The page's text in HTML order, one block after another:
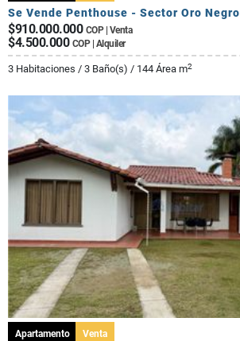
Se Vende Penthouse - Sector Oro Negro
$910.000.000 COP | Venta
$4.500.000 COP | Alquiler
3 Habitaciones / 3 Baño(s) / 144 Área m2
Apartamento Venta